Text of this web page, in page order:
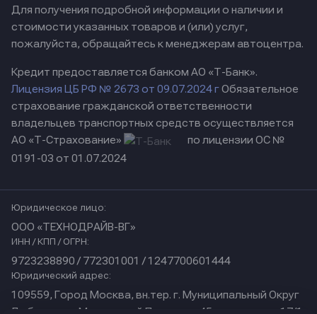
Для получения подробной информации о наличии и
стоимости указанных товаров и (или) услуг,
пожалуйста, обращайтесь к менеджерам автоцентра.
Кредит предоставляется банком АО «Т-Банк».
Лицензия ЦБ РФ № 2673 от 09.07.2024 гОбязательное
страхование гражданской ответственности
владельцев транспортных средств осуществляется
АО «Т-Страхование»
по лицензии ОС №
0191-03 от 01.07.2024
Юридическое лицо:
ООО «ТЕХНОДРАЙВ-ВГ»
ИНН / КПП / ОГРН:
9723238890 / 772301001 / 1247700601444
Юридический адрес:
109559, Город Москва, вн.тер. г. Муниципальный Округ